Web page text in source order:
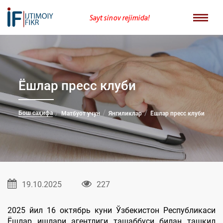
Sayt sinov rejimida!
Ёшлар пресс клуби
Бош саҳифа Матбуот учун Янгиликлар Ёшлар пресс клуби
19.10.2025 227
2025 йил 16 октябрь куни Ўзбекистон Республикаси